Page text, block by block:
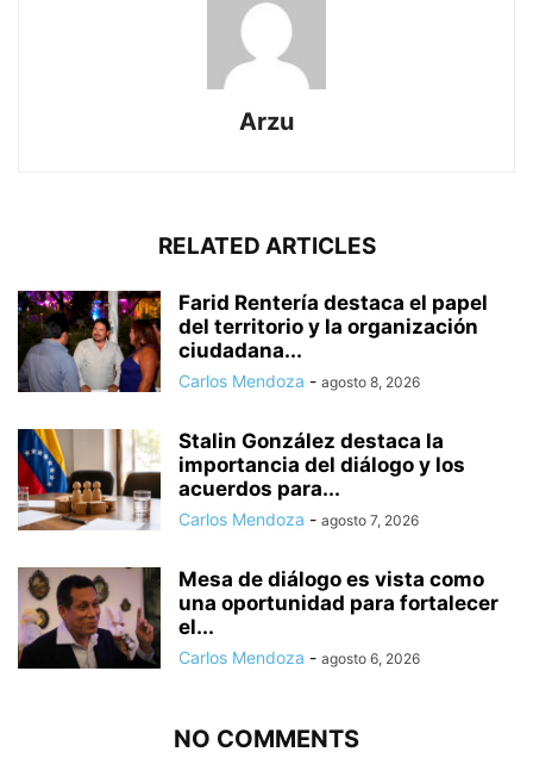
Arzu
RELATED ARTICLES
Farid Rentería destaca el papel
del territorio y la organización
ciudadana...
Carlos Mendoza - agosto 8, 2026
Stalin González destaca la
importancia del diálogo y los
acuerdos para...
Carlos Mendoza - agosto 7, 2026
Mesa de diálogo es vista como
una oportunidad para fortalecer
el...
Carlos Mendoza - agosto 6, 2026
NO COMMENTS